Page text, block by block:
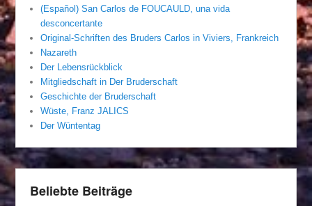
(Español) San Carlos de FOUCAULD, una vida
desconcertante
Original-Schriften des Bruders Carlos in Viviers, Frankreich
Nazareth
Der Lebensrückblick
Mitgliedschaft in Der Bruderschaft
Geschichte der Bruderschaft
Wüste, Franz JALICS
Der Wüntentag
Beliebte Beiträge